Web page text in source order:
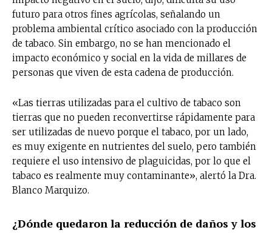
futuro para otros fines agrícolas, señalando un
problema ambiental crítico asociado con la producción
de tabaco. Sin embargo, no se han mencionado el
impacto económico y social en la vida de millares de
personas que viven de esta cadena de producción.
«Las tierras utilizadas para el cultivo de tabaco son
tierras que no pueden reconvertirse rápidamente para
ser utilizadas de nuevo porque el tabaco, por un lado,
es muy exigente en nutrientes del suelo, pero también
requiere el uso intensivo de plaguicidas, por lo que el
tabaco es realmente muy contaminante», alertó la Dra.
Blanco Marquizo.
¿Dónde quedaron la reducción de daños y los